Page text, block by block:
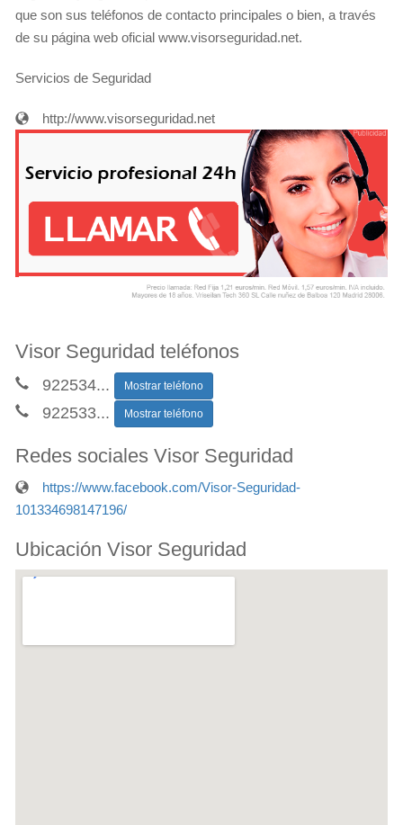
que son sus teléfonos de contacto principales o bien, a través
de su página web oficial www.visorseguridad.net.
Servicios de Seguridad
http://www.visorseguridad.net
Visor Seguridad teléfonos
922534... Mostrar teléfono
922533... Mostrar teléfono
Redes sociales Visor Seguridad
https://www.facebook.com/Visor-Seguridad-
101334698147196/
Ubicación Visor Seguridad